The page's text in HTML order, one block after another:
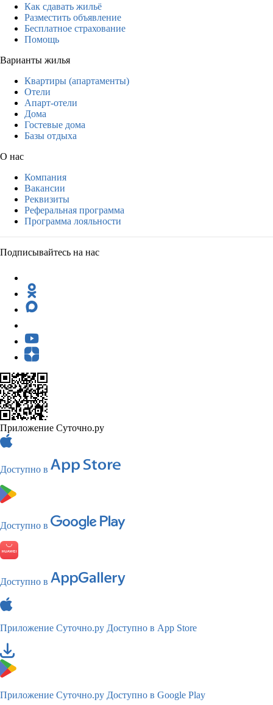
Как сдавать жильё
Разместить объявление
Бесплатное страхование
Помощь
Варианты жилья
Квартиры (апартаменты)
Отели
Апарт-отели
Дома
Гостевые дома
Базы отдыха
О нас
Компания
Вакансии
Реквизиты
Реферальная программа
Программа лояльности
Подписывайтесь на нас
Приложение Суточно.ру
Доступно в
Доступно в
Доступно в
Приложение Суточно.ру Доступно в App Store
Приложение Суточно.ру Доступно в Google Play